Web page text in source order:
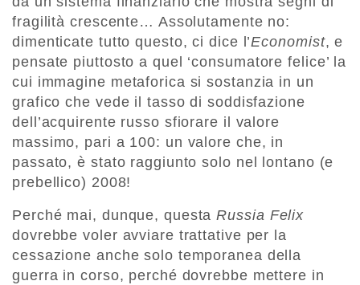
fragilità crescente… Assolutamente no:
dimenticate tutto questo, ci dice l’Economist, e
pensate piuttosto a quel ‘consumatore felice’ la
cui immagine metaforica si sostanzia in un
grafico che vede il tasso di soddisfazione
dell’acquirente russo sfiorare il valore
massimo, pari a 100: un valore che, in
passato, è stato raggiunto solo nel lontano (e
prebellico) 2008!
Perché mai, dunque, questaRussia Felix
dovrebbe voler avviare trattative per la
cessazione anche solo temporanea della
guerra in corso, perché dovrebbe mettere in